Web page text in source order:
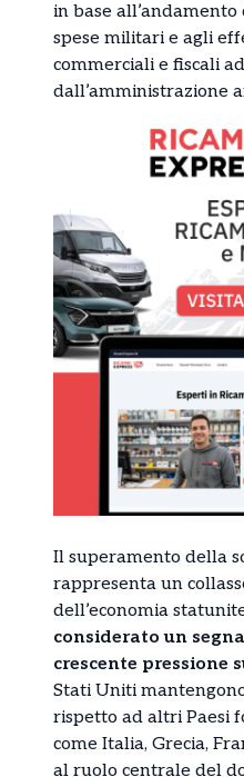
in base all’andamento
spese militari e agli
commerciali e fiscali
dall’amministrazione
Il superamento della
rappresenta un
dell’economia
considerato un
crescente pressione
Stati Uniti
rispetto ad altri Paesi
come Italia, Grecia,
al ruolo centrale del